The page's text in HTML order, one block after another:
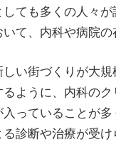
ても多くの人々
て、内科や病院
い街づくりが大
ように、内科の
っていることが
診断や治療が受